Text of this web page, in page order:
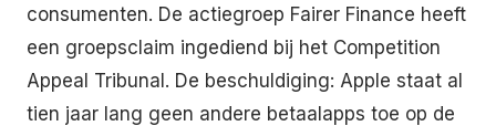
consumenten. De actiegroep Fairer Finance heeft
een groepsclaim ingediend bij het Competition
Appeal Tribunal. De beschuldiging: Apple staat al
tien jaar lang geen andere betaalapps toe op de